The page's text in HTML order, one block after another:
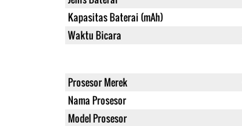
Kapasitas Baterai (mAh)
Waktu Bicara
Prosesor Merek
Nama Prosesor
Model Prosesor